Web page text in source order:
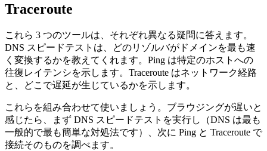
Traceroute
これら 3 つのツールは、それぞれ異なる疑問に答えます。
DNS スピードテストは、どのリゾルバがドメインを最も速
く変換するかを教えてくれます。Ping は特定のホストへの
往復レイテンシを示します。Traceroute はネットワーク経路
と、どこで遅延が生じているかを示します。
これらを組み合わせて使いましょう。ブラウジングが遅いと
感じたら、まず DNS スピードテストを実行し（DNS は最も
一般的で最も簡単な対処法です）、次に Ping と Traceroute で
接続そのものを調べます。